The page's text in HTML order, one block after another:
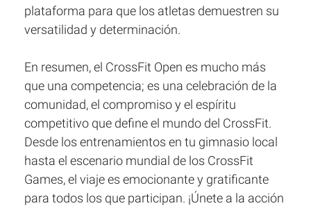
plataforma para que los atletas demuestren su
versatilidad y determinación.
En resumen, el CrossFit Open es mucho más
que una competencia; es una celebración de la
comunidad, el compromiso y el espíritu
competitivo que define el mundo del CrossFit.
Desde los entrenamientos en tu gimnasio local
hasta el escenario mundial de los CrossFit
Games, el viaje es emocionante y gratificante
para todos los que participan. ¡Únete a la acción